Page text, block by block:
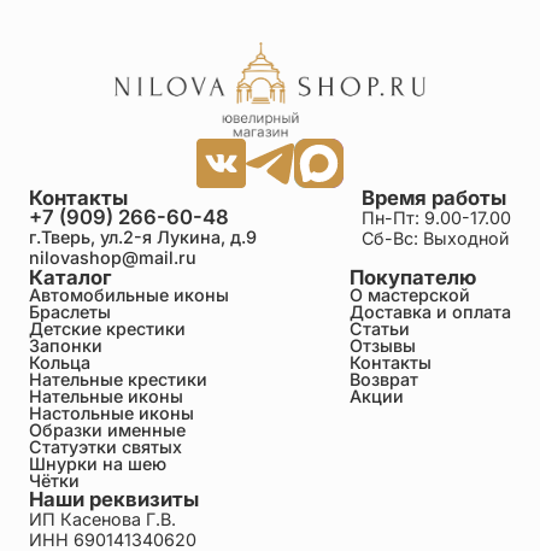
Каталог
Автомобильные иконы
Браслеты
Детские крестики
Запонки
Кольца
Нательные крестики
Нательные иконы
Настольные иконы
Образки именные
Статуэтки святых
Шнурки на шею
Чётки
Покупателю
О мастерской
Доставка и оплата
Статьи
Отзывы
Контакты
Возврат
Акции
Время работы
Пн-Пт: 9.00-17.00
Сб-Вс: Выходной
Контакты
+7 (909) 266-60-48
г.Тверь, ул.2-я Лукина, д.9
nilovashop@mail.ru
Наши реквизиты
ИП Касенова Г.В.
ИНН 690141340620